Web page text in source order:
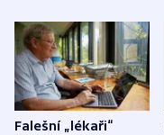
Falešní „lékaři“